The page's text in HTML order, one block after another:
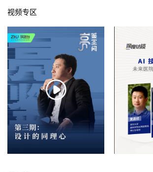
重塑退休生活：让自然成为疗愈力量
佛山中心城区(乐从)养老服务综合体：
南康养标杆
第十一届中国十佳医院建筑设计师访谈
精准之心，造有温度疗愈空间
视频专区